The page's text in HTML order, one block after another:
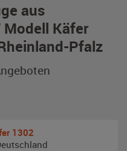
aus
Modell Käfer
Pfalz
1302